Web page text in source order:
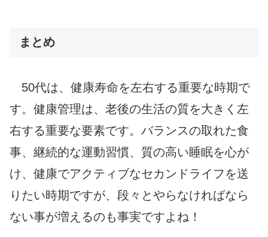
まとめ
50代は、健康寿命を左右する重要な時期で
す。健康管理は、老後の生活の質を大きく左
右する重要な要素です。バランスの取れた食
事、継続的な運動習慣、質の高い睡眠を心が
け、健康でアクティブなセカンドライフを送
りたい時期ですが、段々とやらなければなら
ない事が増えるのも事実ですよね！